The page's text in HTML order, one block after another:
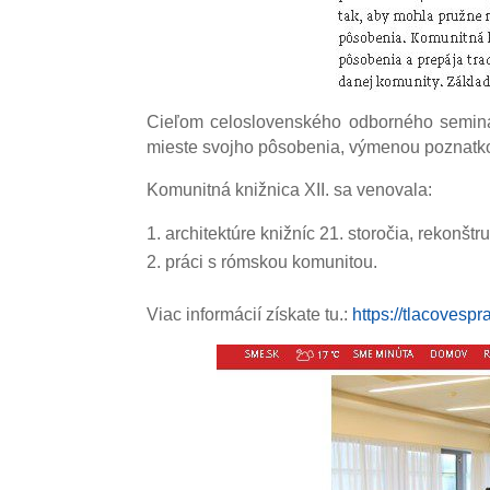
Cieľom celoslovenského odborného
mieste svojho pôsobenia, výmenou
Komunitná knižnica XII. sa venovala:
architektúre knižníc 21. storočia,
práci s rómskou komunitou.
Viac informácií získate tu.: https://